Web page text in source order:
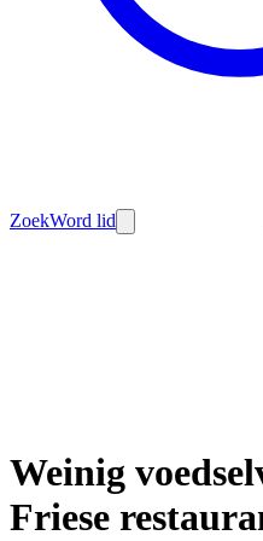
ZoekWord lid
Weinig
Friese